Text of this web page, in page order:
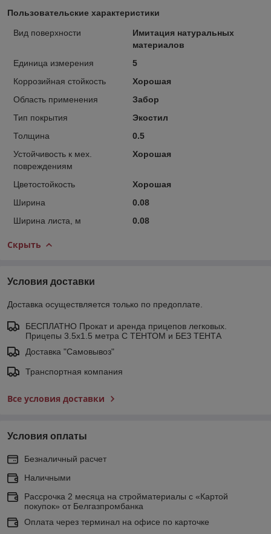
Пользовательские характеристики
Вид поверхности
Имитация натуральных
материалов
Единица измерения
5
Коррозийная стойкость
Хорошая
Область применения
Забор
Тип покрытия
Экостил
Толщина
0.5
Устойчивость к мех.
повреждениям
Хорошая
Цветостойкость
Хорошая
Ширина
0.08
Ширина листа, м
0.08
Скрыть
Условия доставки
Доставка осуществляется только по предоплате.
БЕСПЛАТНО Прокат и аренда прицепов легковых.
Прицепы 3.5х1.5 метра С ТЕНТОМ и БЕЗ ТЕНТА
Доставка "Самовывоз"
Транспортная компания
Все условия доставки
Условия оплаты
Безналичный расчет
Наличными
Рассрочка 2 месяца на стройматериалы с «Картой
покупок» от Белгазпромбанка
Оплата через терминал на офисе по карточке